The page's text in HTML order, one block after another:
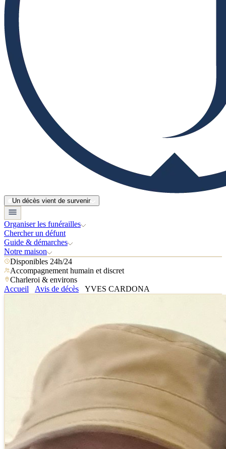
Un décès vient de survenir
Organiser les funérailles
Chercher un défunt
Guide & démarches
Notre maison
Disponibles 24h/24
Accompagnement humain et discret
Charleroi & environs
Accueil
Avis de décès YVES CARDONA